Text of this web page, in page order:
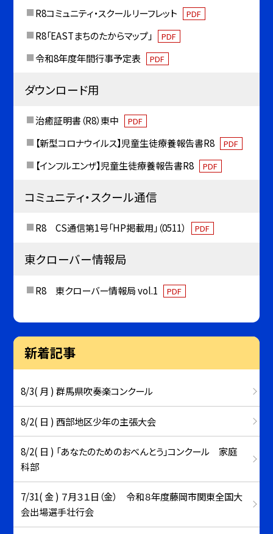
R8コミュニティ・スクールリーフレット PDF
R8「EASTまちのたからマップ」 PDF
令和8年度年間行事予定表 PDF
ダウンロード用
治癒証明書（R8）東中 PDF
【新型コロナウイルス】児童生徒療養報告書R8 PDF
【インフルエンザ】児童生徒療養報告書R8 PDF
コミュニティ・スクール通信
R8 CS通信第1号「HP掲載用」（0511） PDF
東クローバー情報局
R8 東クローバー情報局 vol.1 PDF
新着記事
8/3( 月 ) 群馬県吹奏楽コンクール
8/2( 日 ) 西部地区少年の主張大会
8/2( 日 ) 「あなたのためのおべんとう」コンクール 家庭
科部
7/31( 金 ) ７月３１日（金） 令和８年度藤岡市関東全国大
会出場選手壮行会